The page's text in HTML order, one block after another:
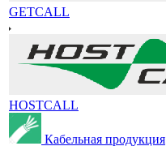
GETCALL
HOSTCALL
Кабельная продукция